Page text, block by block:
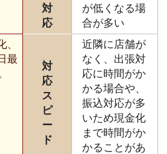
対
応
が低くなる場
合が多い
最
対
応
ス
ピ
ー
ド
近隣に店舗が
なく、出張対
応に時間がか
かる場合や、
振込対応が多
いため現金化
まで時間がか
かることがあ